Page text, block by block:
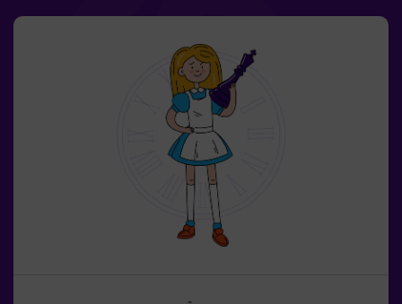
tendrán que entrar acompañados por al menos de un
adulto.⚠️ Existen pasos estrechos ⚠️🧩 Nivel de